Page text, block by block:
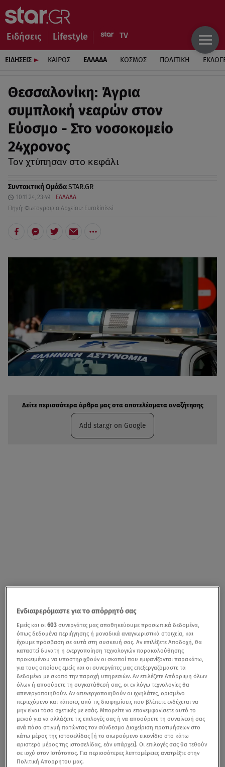
Ειδήσεις Lifestyle
ΕΙΔΗΣΕΙΣ ΚΑΙΡΟΣ ΕΛΛΑΔΑ ΚΟΣΜΟΣ ΠΟΛΙΤΙΚΗ
Θεσσαλονίκη: Άγρια
συμπλοκή νεαρών στον
Εύοσμο - Στο νοσοκομείο
24χρονος
Τον χτύπησαν στο κεφάλι
Συντακτική ΟμάδαSTAR.GR
10.11.24, 23:49
ΕΛΛΑΔΑ
Πηγή: Φωτογραφία Αρχείου: Eurokinissi
Δείτε περισσότερα άρθρα μας στα αποτελέσματα αναζήτησης
Add star.gr on Google
Ενδιαφερόμαστε για το απόρρητό σας
Εμείς και οι603 συνεργάτες μας αποθηκεύουμε προσωπικά δεδομένα,
όπως δεδομένα περιήγησης ή μοναδικά αναγνωριστικά στοιχεία, και
έχουμε πρόσβαση σε αυτά στη συσκευή σας. Αν επιλέξετε Αποδοχή, θα
καταστεί δυνατή η ενεργοποίηση τεχνολογιών παρακολούθησης
προκειμένου να υποστηριχθούν οι σκοποί που εμφανίζονται παρακάτω,
για τους οποίους εμείς και οι συνεργάτες μας επεξεργαζόμαστε τα
δεδομένα με σκοπό την παροχή υπηρεσιών. Αν επιλέξετε Απόρριψη όλων
όλων ή αποσύρετε τη συγκατάθεσή σας, οι εν λόγω τεχνολογίες θα
απενεργοποιηθούν. Αν απενεργοποιηθούν οι ιχνηλάτες, ορισμένο
περιεχόμενο και κάποιες από τις διαφημίσεις που βλέπετε ενδέχεται να
μην είναι τόσο σχετικές με εσάς. Μπορείτε να επανεμφανίσετε αυτό το
μενού για να αλλάξετε τις επιλογές σας ή να αποσύρετε τη συναίνεσή σας
ανά πάσα στιγμή πατώντας τον σύνδεσμο Διαχείριση προτιμήσεων στο
κάτω μέρος της ιστοσελίδας [ή το αιωρούμενο εικονίδιο στο κάτω
αριστερό μέρος της ιστοσελίδας, εάν υπάρχει]. Οι επιλογές σας θα τεθούν
σε ισχύ στον Ιστότοπος. Για περισσότερες λεπτομέρειες ανατρέξτε στην
Πολιτική Απορρήτου μας.